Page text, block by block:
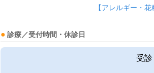
【アレルギー・
診療／受付時間・休診日
受